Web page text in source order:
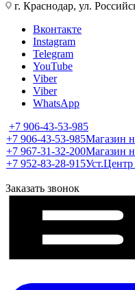
г. Краснодар, ул.
Вконтакте
Instagram
Telegram
YouTube
Viber
Viber
WhatsApp
+7 906-43-53-985
+7 906-43-53-985Магазин
+7 967-31-32-200Магазин
+7 952-83-28-915
Заказать звонок